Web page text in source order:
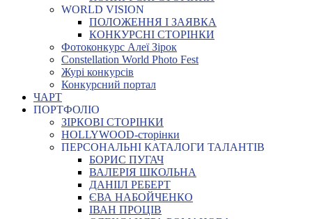
WORLD VISION
ПОЛОЖЕННЯ І ЗАЯВКА
КОНКУРСНІ СТОРІНКИ
Фотоконкурс Алеї Зірок
Constellation World Photo Fest
Журі конкурсів
Конкурсний портал
ЧАРТ
ПОРТФОЛІО
ЗІРКОВІ СТОРІНКИ
HOLLYWOOD-сторінки
ПЕРСОНАЛЬНІ КАТАЛОГИ ТАЛАНТІВ
БОРИС ПУГАЧ
ВАЛЕРІЯ ШКОЛЬНА
ДАНІІЛ РЕБЕРТ
ЄВА НАБОЙЧЕНКО
ІВАН ПРОЦІВ